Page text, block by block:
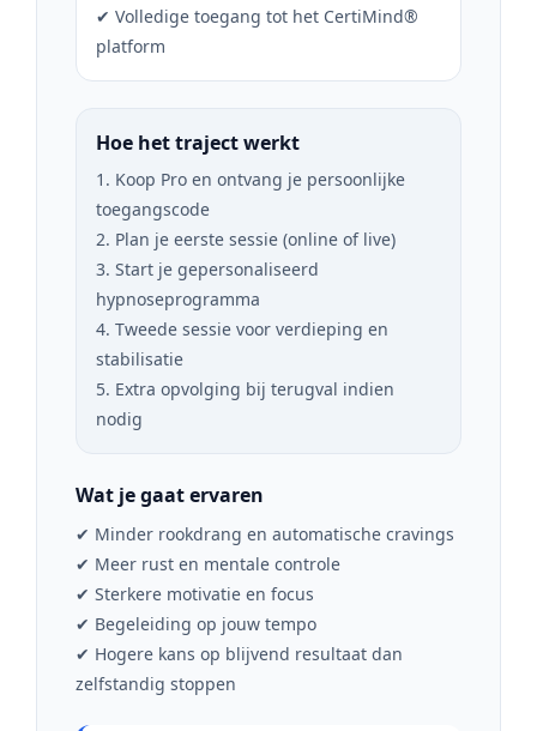
✔ Volledige toegang tot het CertiMind®
platform
Hoe het traject werkt
1. Koop Pro en ontvang je persoonlijke
toegangscode
2. Plan je eerste sessie (online of live)
3. Start je gepersonaliseerd
hypnoseprogramma
4. Tweede sessie voor verdieping en
stabilisatie
5. Extra opvolging bij terugval indien
nodig
Wat je gaat ervaren
✔ Minder rookdrang en automatische cravings
✔ Meer rust en mentale controle
✔ Sterkere motivatie en focus
✔ Begeleiding op jouw tempo
✔ Hogere kans op blijvend resultaat dan
zelfstandig stoppen